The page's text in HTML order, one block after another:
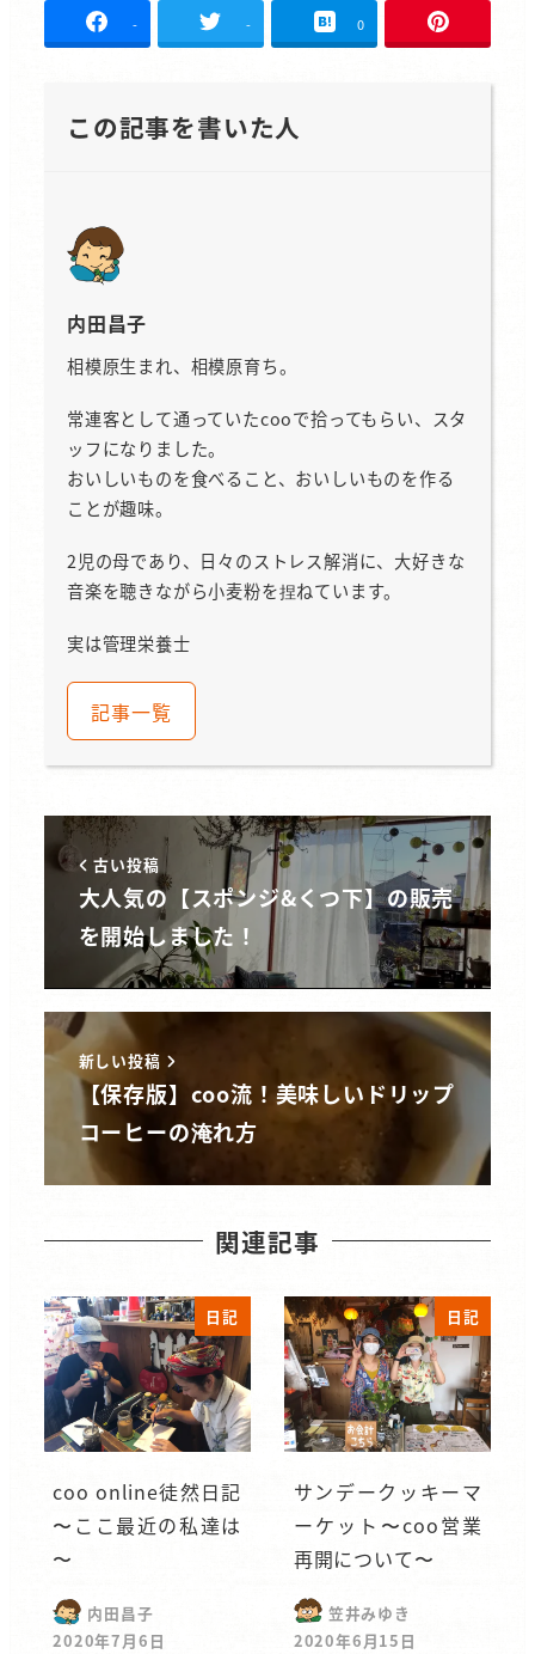
- - 0
この記事を書いた人
内田昌子
相模原生まれ、相模原育ち。
常連客として通っていたcooで拾ってもらい、スタ
ッフになりました。
おいしいものを食べること、おいしいものを作る
ことが趣味。
2児の母であり、日々のストレス解消に、大好きな
音楽を聴きながら小麦粉を捏ねています。
実は管理栄養士
記事一覧
古い投稿
大人気の【スポンジ&くつ下】の販売
を開始しました！
新しい投稿
【保存版】coo流！美味しいドリップ
コーヒーの淹れ方
関連記事
日記
coo online徒然日記
〜ここ最近の私達は
〜
内田昌子
2020年7月6日
日記
サンデークッキーマ
ーケット〜coo営業
再開について〜
笠井みゆき
2020年6月15日